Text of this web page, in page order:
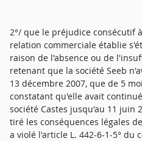
2°/ que le préjudice consécutif
relation commerciale établie
raison de l'absence ou de
retenant que la société Seeb
13 décembre 2007, que de 5
constatant qu'elle avait
société Castes jusqu'au 11 juin
tiré les conséquences légales
a violé l'article L. 442-6-1-5° du